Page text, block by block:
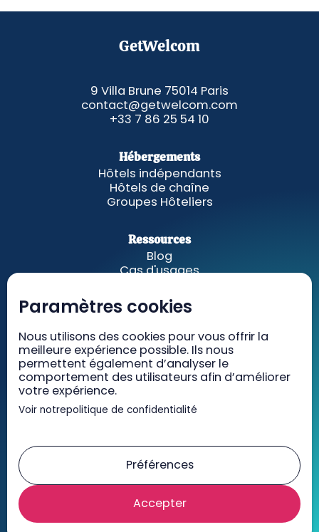
Paramètres cookies
Nous utilisons des cookies pour vous offrir la
meilleure expérience possible. Ils nous
permettent également d’analyser le
comportement des utilisateurs afin d’améliorer
votre expérience.
Voir notrepolitique de confidentialité
Préférences
Accepter
GetWelcom
9 Villa Brune 75014 Paris
contact@getwelcom.com
+33 7 86 25 54 10
Hébergements
Hôtels indépendants
Hôtels de chaîne
Groupes Hôteliers
Ressources
Blog
Cas d'usages
A propos
GetWelcom
Tarifs
Recrutement
Contact
Mentions légales
CGV/CGU
RGPD